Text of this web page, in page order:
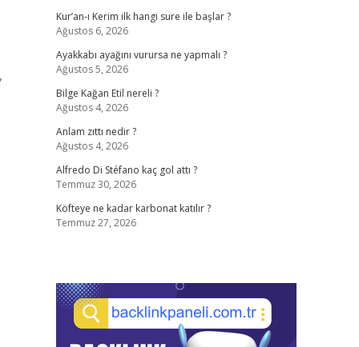
Kur’an-ı Kerim ilk hangi sure ile başlar ?
Ağustos 6, 2026
Ayakkabı ayağını vurursa ne yapmalı ?
Ağustos 5, 2026
Bilge Kağan Etil nereli ?
Ağustos 4, 2026
Anlam zıttı nedir ?
Ağustos 4, 2026
Alfredo Di Stéfano kaç gol attı ?
Temmuz 30, 2026
Köfteye ne kadar karbonat katılır ?
Temmuz 27, 2026